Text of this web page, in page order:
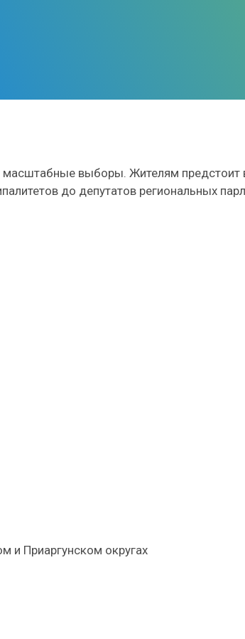
масштабные выборы. Жителям предстоит
до депутатов региональных
и Приаргунском округах